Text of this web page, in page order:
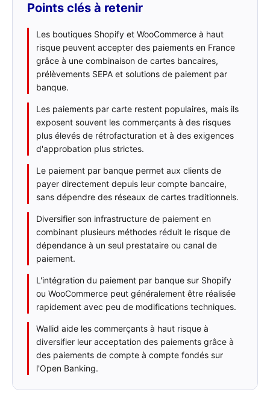
Points clés à retenir
Les boutiques Shopify et WooCommerce à haut
risque peuvent accepter des paiements en France
grâce à une combinaison de cartes bancaires,
prélèvements SEPA et solutions de paiement par
banque.
Les paiements par carte restent populaires, mais ils
exposent souvent les commerçants à des risques
plus élevés de rétrofacturation et à des exigences
d'approbation plus strictes.
Le paiement par banque permet aux clients de
payer directement depuis leur compte bancaire,
sans dépendre des réseaux de cartes traditionnels.
Diversifier son infrastructure de paiement en
combinant plusieurs méthodes réduit le risque de
dépendance à un seul prestataire ou canal de
paiement.
L'intégration du paiement par banque sur Shopify
ou WooCommerce peut généralement être réalisée
rapidement avec peu de modifications techniques.
Wallid aide les commerçants à haut risque à
diversifier leur acceptation des paiements grâce à
des paiements de compte à compte fondés sur
l'Open Banking.